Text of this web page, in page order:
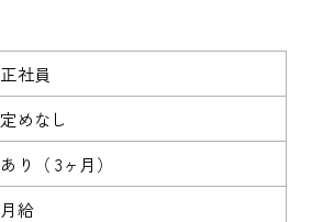
正社員
定めなし
あり（ 3ヶ月）
月給